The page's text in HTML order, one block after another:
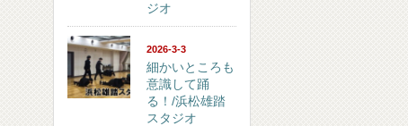
ジオ
2026-3-3
細かいところも
意識して踊
る！/浜松雄踏
スタジオ